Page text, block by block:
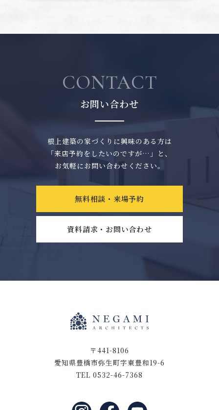
CONTACT
お問い合わせ
根上建築の家づくりに興味のある方は
「来店予約をしたいのですが…」と、
お気軽にお問い合わせください。
無料相談・来場予約
資料請求・お問い合わせ
〒441-8106
愛知県豊橋市弥生町字東豊和19-6
TEL 0532-46-7368